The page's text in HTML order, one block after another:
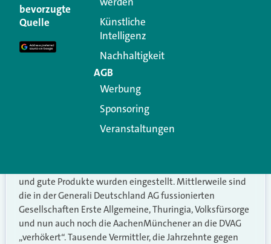
Ich kann es echt bald nicht mehr hören, auf was Makler so
alles achten sollen und wofür sie ggf. sogar haften!
Gleichzeitig ist der größte Anteil der
Versicherungsvermittler noch immer der
Versicherungsvertreter, der sich im Ernstfall hinter einer
Gesellschaft versteckt, die, wie z. Bsp. die Generali, völlig
unlautere Werbung betreiben darf!
und gute Produkte wurden eingestellt. Mittlerweile sind
die in der Generali Deutschland AG fussionierten
Gesellschaften Erste Allgemeine, Thuringia, Volksfürsorge
und nun auch noch die AachenMünchener an die DVAG
„verhökert“. Tausende Vermittler, die Jahrzehnte gegen
bevorzugte
Quelle
Künstliche
Intelligenz
Nachhaltigkeit
AGB
Werbung
Sponsoring
Veranstaltungen